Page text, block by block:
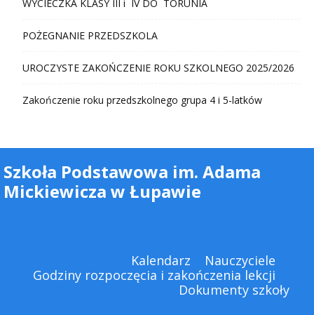
WYCIECZKA KLASY III i IV DO TORUNIA
POŻEGNANIE PRZEDSZKOLA
UROCZYSTE ZAKOŃCZENIE ROKU SZKOLNEGO 2025/2026
Zakończenie roku przedszkolnego grupa 4 i 5-latków
Szkoła Podstawowa im. Adama
Mickiewicza w Łupawie
Kalendarz
Nauczyciele
Godziny rozpoczęcia i zakończenia lekcji
Dokumenty szkoły